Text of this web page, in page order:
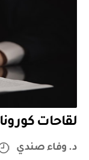
لقاحات
د. وفاء صندي